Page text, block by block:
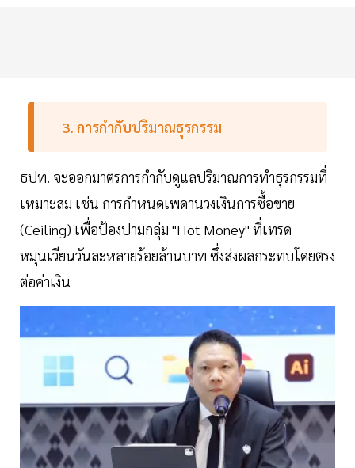
3. การกำกับปริมาณธุรกรรม
ธปท. จะออกมาตรการกำกับดูแลปริมาณการทำธุรกรรมที่
เหมาะสม เช่น การกำหนดเพดานวงเงินการซื้อขาย
(Ceiling) เพื่อป้องปามกลุ่ม "Hot Money" ที่เทรด
หมุนเวียนวันละหลายร้อยล้านบาท ซึ่งส่งผลกระทบโดยตรง
ต่อค่าเงิน